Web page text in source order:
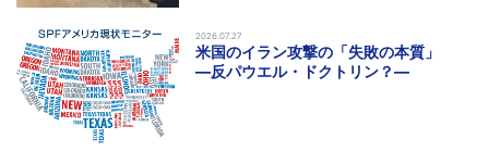
2026.07.27
米国のイラン攻撃の「失敗の本質」
―反パウエル・ドクトリン？―